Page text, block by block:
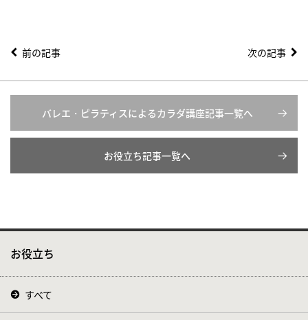
前の記事 次の記事
バレエ・ピラティスによるカラダ講座記事一覧へ
お役立ち記事一覧へ
お役立ち
すべて